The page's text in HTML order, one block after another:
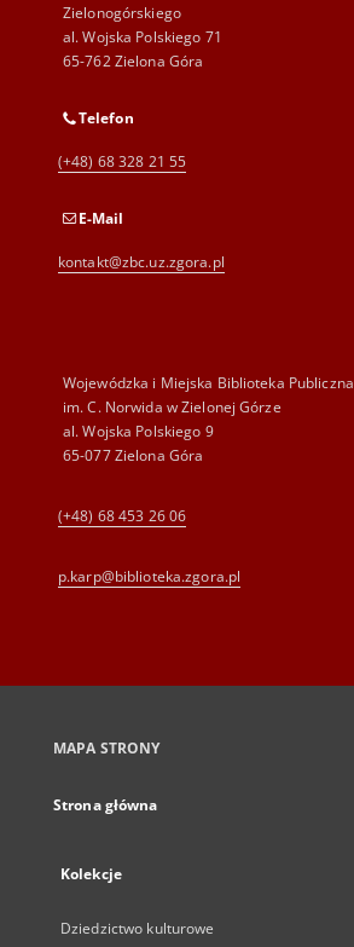
Zielonogórskiego
al. Wojska Polskiego 71
65-762 Zielona Góra
Telefon
(+48) 68 328 21 55
E-Mail
kontakt@zbc.uz.zgora.pl
Wojewódzka i Miejska Biblioteka Publiczna
im. C. Norwida w Zielonej Górze
al. Wojska Polskiego 9
65-077 Zielona Góra
(+48) 68 453 26 06
p.karp@biblioteka.zgora.pl
MAPA STRONY
Strona główna
Kolekcje
Dziedzictwo kulturowe